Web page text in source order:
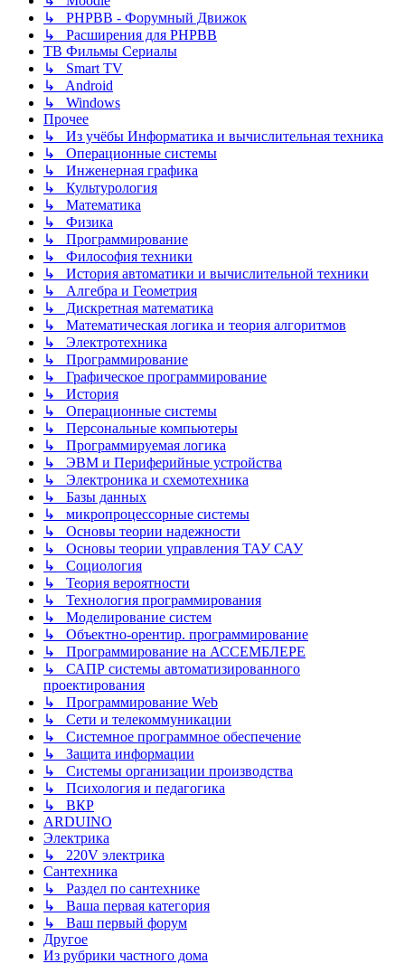
↳ PHPBB - Форумный Движок
↳ Расширения для PHPBB
ТВ Фильмы Сериалы
↳ Smart TV
↳ Android
↳ Windows
Прочее
↳ Из учёбы Информатика и вычислительная техника
↳ Операционные системы
↳ Инженерная графика
↳ Культурология
↳ Математика
↳ Физика
↳ Программирование
↳ Философия техники
↳ История автоматики и вычислительной техники
↳ Алгебра и Геометрия
↳ Дискретная математика
↳ Математическая логика и теория алгоритмов
↳ Электротехника
↳ Программирование
↳ Графическое программирование
↳ История
↳ Операционные системы
↳ Персональные компьютеры
↳ Программируемая логика
↳ ЭВМ и Периферийные устройства
↳ Электроника и схемотехника
↳ Базы данных
↳ микропроцессорные системы
↳ Основы теории надежности
↳ Основы теории управления ТАУ САУ
↳ Социология
↳ Теория вероятности
↳ Технология программирования
↳ Моделирование систем
↳ Объектно-орентир. программирование
↳ Программирование на АССЕМБЛЕРЕ
↳ САПР системы автоматизированного
проектирования
↳ Программирование Web
↳ Сети и телекоммуникации
↳ Системное программное обеспечение
↳ Защита информации
↳ Системы организации производства
↳ Психология и педагогика
↳ ВКР
ARDUINO
Электрика
↳ 220V электрика
Сантехника
↳ Раздел по сантехнике
↳ Ваша первая категория
↳ Ваш первый форум
Другое
Из рубрики частного дома